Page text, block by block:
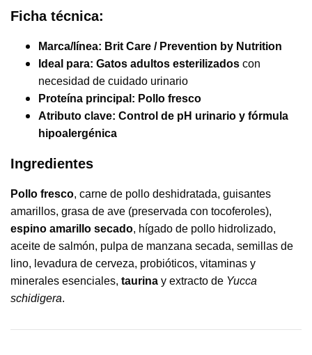
Ficha técnica:
Marca/línea: Brit Care / Prevention by Nutrition
Ideal para: Gatos adultos esterilizados con
necesidad de cuidado urinario
Proteína principal: Pollo fresco
Atributo clave: Control de pH urinario y fórmula
hipoalergénica
Ingredientes
Pollo fresco, carne de pollo deshidratada, guisantes
amarillos, grasa de ave (preservada con tocoferoles),
espino amarillo secado, hígado de pollo hidrolizado,
aceite de salmón, pulpa de manzana secada, semillas de
lino, levadura de cerveza, probióticos, vitaminas y
minerales esenciales, taurina y extracto de Yucca
schidigera.